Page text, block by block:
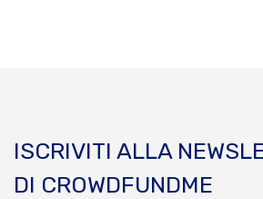
ISCRIVITI ALLA
DI CROWDFUNDME